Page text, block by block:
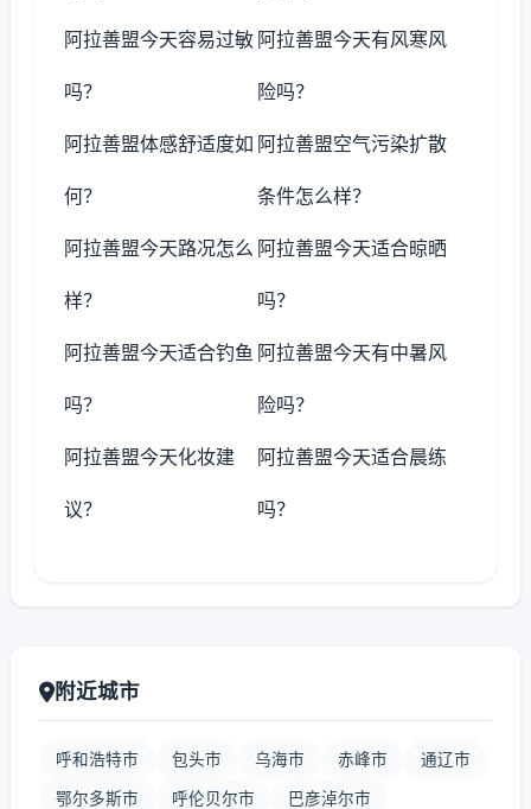
阿拉善盟今天容易过敏
吗？
阿拉善盟今天有风寒风
险吗？
阿拉善盟体感舒适度如
何？
阿拉善盟空气污染扩散
条件怎么样？
阿拉善盟今天路况怎么
样？
阿拉善盟今天适合晾晒
吗？
阿拉善盟今天适合钓鱼
吗？
阿拉善盟今天有中暑风
险吗？
阿拉善盟今天化妆建
议？
阿拉善盟今天适合晨练
吗？
附近城市
呼和浩特市 包头市 乌海市 赤峰市 通辽市
鄂尔多斯市 呼伦贝尔市 巴彦淖尔市